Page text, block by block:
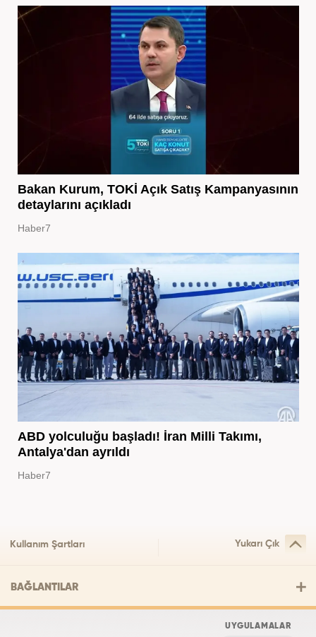
Bakan Kurum, TOKİ Açık Satış Kampanyasının
detaylarını açıkladı
Haber7
ABD yolculuğu başladı! İran Milli Takımı,
Antalya'dan ayrıldı
Haber7
Kullanım Şartları Yukarı Çık
BAĞLANTILAR
UYGULAMALAR